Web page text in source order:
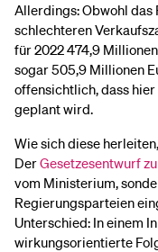
Allerdings: Obwohl
schlechteren
für 2022 474,9
sogar 505,9 Millionen
offensichtlich, dass
geplant wird.
Wie sich diese
DerGesetzesentwurf
vom Ministerium,
Regierungsparteien
Unterschied: In einem
wirkungsorientierte